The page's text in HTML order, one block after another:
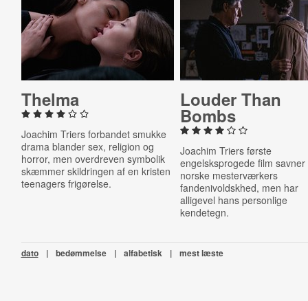
Thelma
Joachim Triers forbandet smukke
drama blander sex, religion og
horror, men overdreven symbolik
skæmmer skildringen af en kristen
teenagers frigørelse.
Louder Than
Bombs
Joachim Triers første
engelsksprogede film
norske mesterværkers
fandenivoldskhed, men har
alligevel hans personlige
kendetegn.
dato | bedømmelse | alfabetisk | mest læste